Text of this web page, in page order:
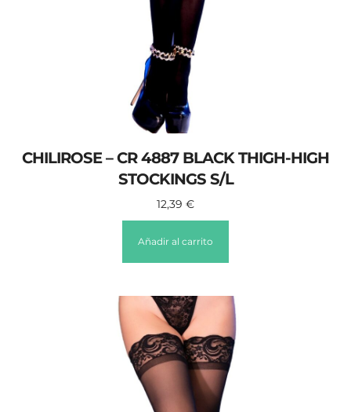
CHILIROSE – CR 4887 BLACK THIGH-HIGH
STOCKINGS S/L
12,39 €
Añadir al carrito